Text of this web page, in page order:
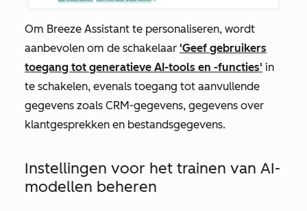
Om Breeze Assistant te personaliseren, wordt
aanbevolen om de schakelaar 'Geef gebruikers
toegang tot generatieve AI-tools en -functies' in
te schakelen, evenals toegang tot aanvullende
gegevens zoals CRM-gegevens, gegevens over
klantgesprekken en bestandsgegevens.
Instellingen voor het trainen van AI-
modellen beheren